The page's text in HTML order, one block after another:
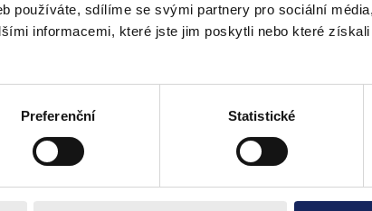
používáte, sdílíme se svými partnery pro sociální
informacemi, které jste jim poskytli nebo které
Preferenční Statistické